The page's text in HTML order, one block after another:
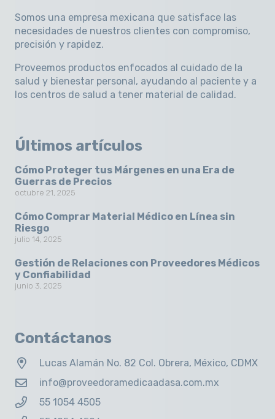
Somos una empresa mexicana que satisface las
necesidades de nuestros clientes con compromiso,
precisión y rapidez.
Proveemos productos enfocados al cuidado de la
salud y bienestar personal, ayudando al paciente y a
los centros de salud a tener material de calidad.
Últimos artículos
Cómo Proteger tus Márgenes en una Era de
Guerras de Precios
octubre 21, 2025
Cómo Comprar Material Médico en Línea sin
Riesgo
julio 14, 2025
Gestión de Relaciones con Proveedores Médicos
y Confiabilidad
junio 3, 2025
Contáctanos
Lucas Alamán No. 82 Col. Obrera, México, CDMX
info@proveedoramedicaadasa.com.mx
55 1054 4505